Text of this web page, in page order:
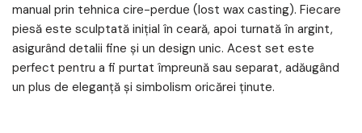
manual prin tehnica cire-perdue (lost wax casting). Fiecare
piesă este sculptată inițial în ceară, apoi turnată în argint,
asigurând detalii fine și un design unic. Acest set este
perfect pentru a fi purtat împreună sau separat, adăugând
un plus de eleganță și simbolism oricărei ținute.